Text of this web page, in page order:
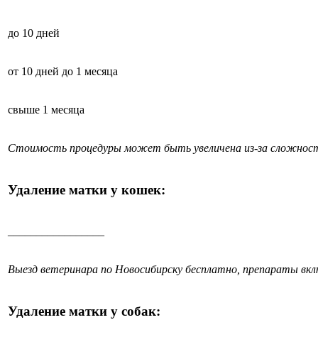
до 10 дней
от 10 дней до 1 месяца
свыше 1 месяца
Стоимость процедуры может быть увеличена из-за
Удаление матки у кошек:
Выезд ветеринара по Новосибирску бесплатно, препараты
Удаление матки у собак: